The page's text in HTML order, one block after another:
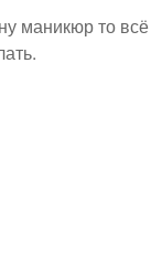
маникюр то всё